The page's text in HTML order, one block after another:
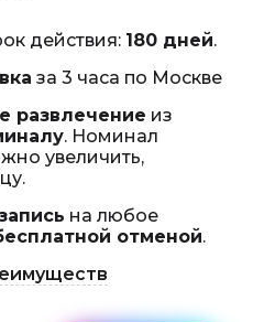
действия: 180 дней.
за 3 часа по Москве
развлечение из
. Номинал
увеличить,
на любое
отменой.